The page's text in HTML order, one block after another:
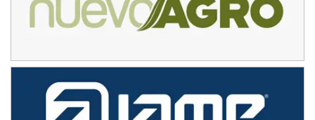
El Cerro (Tierra)
Victoria (Entre Ríos)
Moto Club Reginense (Tierra)
CSK - F7
Juventud Unida (Tierra)